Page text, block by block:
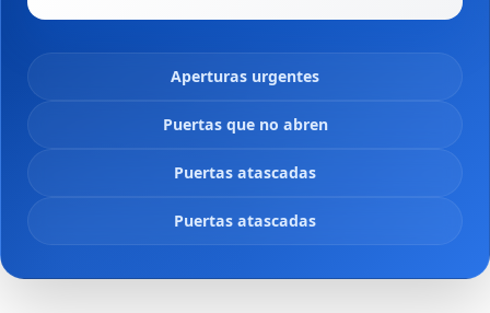
Aperturas urgentes
Puertas que no abren
Puertas atascadas
Puertas atascadas